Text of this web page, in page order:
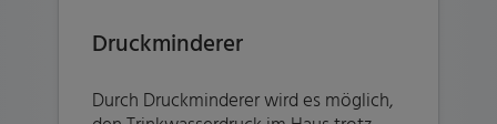
Druckminderer
Durch Druckminderer wird es möglich,